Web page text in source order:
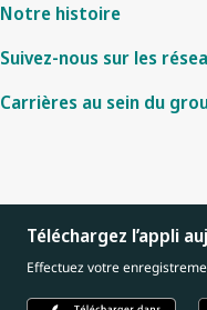
Notre histoire
Suivez-nous sur les
Carrières au sein du
Téléchargez l’appli
Effectuez votre